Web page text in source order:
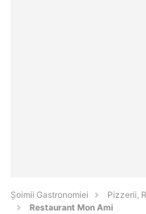
Șoimii Gastronomiei
Pizzerii,
Restaurant Mon Ami